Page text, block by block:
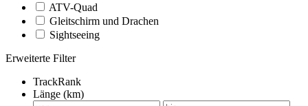
ATV-Quad
Gleitschirm und Drachen
Sightseeing
Erweiterte Filter
TrackRank
Länge (km)